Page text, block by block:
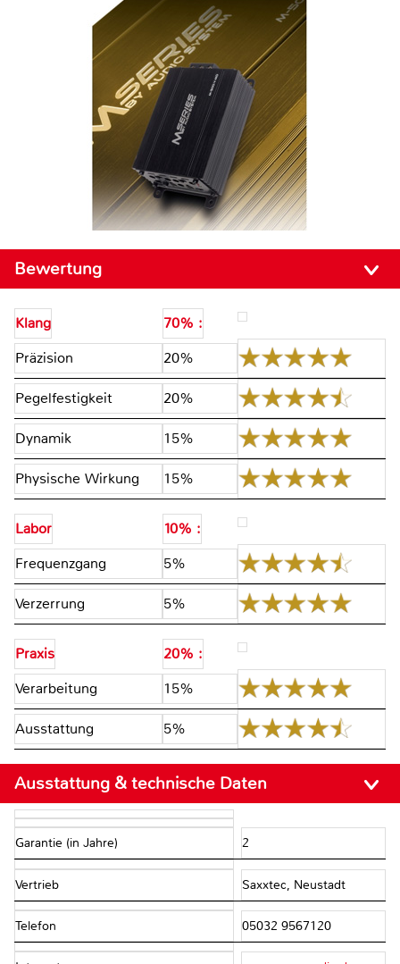
Bewertung
Klang
70% :
Präzision
20%
Pegelfestigkeit 20%
Dynamik 15%
Physische Wirkung 15%
Labor
10% :
Frequenzgang
5%
Verzerrung 5%
Praxis
20% :
Verarbeitung
15%
Ausstattung 5%
Ausstattung & technische Daten
Garantie (in Jahre) 2
Vertrieb Saxxtec, Neustadt
Telefon 05032 9567120